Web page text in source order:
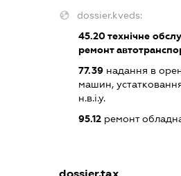
dossier.kveds:
45.20технічне
ремонт
77.39 надання в
машин,
н.в.і.у.
95.12 ремонт